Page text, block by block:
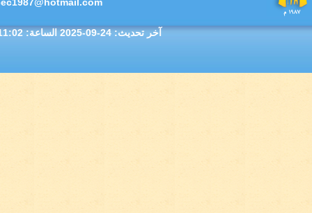
آخر تحديث:2025-09-24الساعة: 11:02